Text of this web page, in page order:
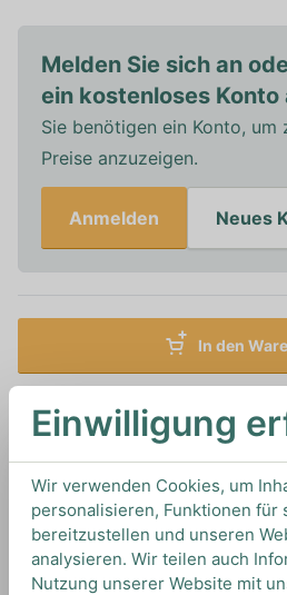
Melden Sie sich an
ein kostenloses Konto
Sie benötigen ein Konto, um
Preise anzuzeigen.
Anmelden Neues
In den
Artikelnummer: 15047
Sake vonAkashi-tai aus Japan
TIPS & TRICKS
HOW TO DRINK
Einwilligung
Wir verwenden Cookies, um
personalisieren, Funktionen für
bereitzustellen und unseren
analysieren. Wir teilen auch
Nutzung unserer Website mit